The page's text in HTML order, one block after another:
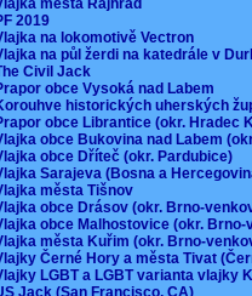
města Rajhrad
2019
na lokomotivě Vectron
na půl žerdi na katedrále v
Civil Jack
obce Vysoká nad Labem
historických uherských
obce Librantice (okr. Hradec
obce Bukovina nad Labem
obce Dříteč (okr. Pardubice)
Sarajeva (Bosna a
města Tišnov
obce Drásov (okr. Brno-
obce Malhostovice (okr.
města Kuřim (okr. Brno-
Černé Hory a města Tivat
LGBT a LGBT varianta vlajky
Jack (San Francisco, CA)